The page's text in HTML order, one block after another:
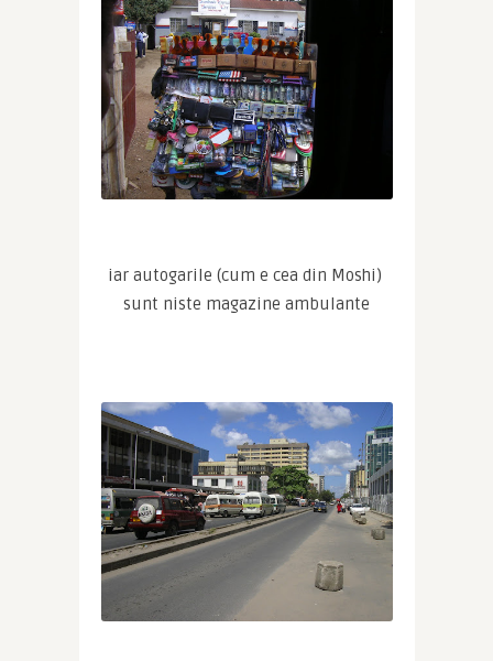
iar autogarile (cum e cea din Moshi)
sunt niste magazine ambulante